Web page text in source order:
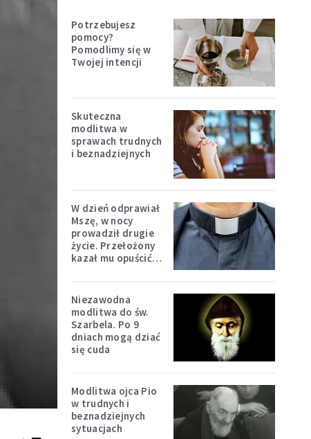
Potrzebujesz
pomocy?
Pomodlimy się w
Twojej intencji
Skuteczna
modlitwa w
sprawach trudnych
i beznadziejnych
W dzień odprawiał
Mszę, w nocy
prowadził drugie
życie. Przełożony
kazał mu opuścić
Niezawodna
modlitwa do św.
Szarbela. Po 9
dniach mogą dziać
się cuda
Modlitwa ojca Pio
w trudnych i
beznadziejnych
sytuacjach